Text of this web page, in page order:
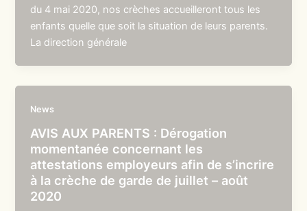
du 4 mai 2020, nos crèches accueilleront tous les
enfants quelle que soit la situation de leurs parents.
La direction générale
News
AVIS AUX PARENTS : Dérogation
momentanée concernant les
attestations employeurs afin de s’incrire
à la crèche de garde de juillet – août
2020